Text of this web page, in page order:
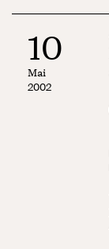
10
Mai
2002